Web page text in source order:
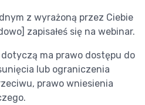
z wyrażoną przez Ciebie
zapisałeś się na webinar.
ma prawo dostępu do
lub ograniczenia
prawo wniesienia